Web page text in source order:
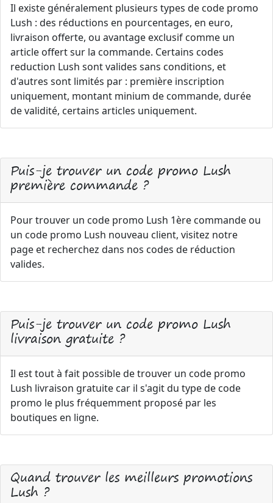
Il existe généralement plusieurs types de code promo
Lush : des réductions en pourcentages, en euro,
livraison offerte, ou avantage exclusif comme un
article offert sur la commande. Certains codes
reduction Lush sont valides sans conditions, et
d'autres sont limités par : première inscription
uniquement, montant minium de commande, durée
de validité, certains articles uniquement.
Puis-je trouver un code promo Lush
première commande ?
Pour trouver un code promo Lush 1ère commande ou
un code promo Lush nouveau client, visitez notre
page et recherchez dans nos codes de réduction
valides.
Puis-je trouver un code promo Lush
livraison gratuite ?
Il est tout à fait possible de trouver un code promo
Lush livraison gratuite car il s'agit du type de code
promo le plus fréquemment proposé par les
boutiques en ligne.
Quand trouver les meilleurs promotions
Lush ?